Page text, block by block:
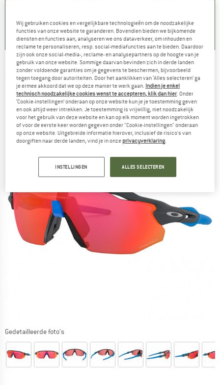
OAKLEY -Radar EV Advancer Prizm S2 (VLT
35%) - Fietsbril
(0)
Gedetailleerde foto's
Wij gebruiken cookies en vergelijkbare technologieën om de noodzakelijke
functies van onze website te garanderen. Bovendien bieden we bijkomende
diensten en functies aan, analyseren we ons dataverkeer, om inhouden en
reclame te personaliseren, resp. social-mediafuncties aan te bieden. Daardoor
zijn ook onze social-media-, reclame- en analysepartners op de hoogte van je
gebruik van onze website. Sommige daarvan bevinden zich in derde landen
zonder voldoende garanties om je gegevens te beschermen, bijvoorbeeld
tegen toegang door autoriteiten. Door het aanklikken van ‘Alles selecteren’ ga
je ermee akkoord dat we op deze manier te werk gaan. Indien je enkel
technisch noodzakelijke cookies wenst te accepteren, klik dan hier. Onder
‘Cookie-instellingen’ onderaan op onze website kun je je toestemming geven
en ook altijd weer intrekken. Je toestemming is vrijwillig, niet noodzakelijk
voor het gebruik van deze website en kan op elk moment worden ingetrokken
of voor de eerste keer worden gegeven onder "Cookie-instellingen" onderaan
op onze website. Uitgebreide informatie hierover, inclusief de risico's van
doorgiften naar derde landen, vind je in onze privacyverklaring.
INSTELLINGEN ALLES SELECTEREN